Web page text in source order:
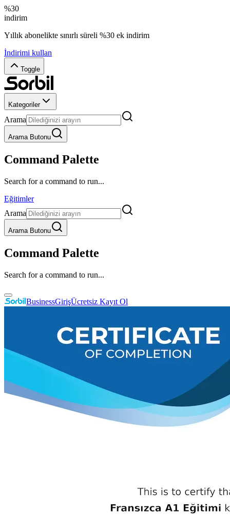
%30
indirim
Yıllık abonelikte sınırlı süreli %30 ek indirim
İndirimi kullan
Toggle
Kategoriler
Arama
Arama Butonu
Command Palette
Search for a command to run...
Eğitimler
Arama
Arama Butonu
Command Palette
Search for a command to run...
BusinessGirişÜcretsiz Kayıt Ol